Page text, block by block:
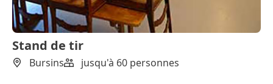
Stand de tir
Bursins jusqu'à 60 personnes